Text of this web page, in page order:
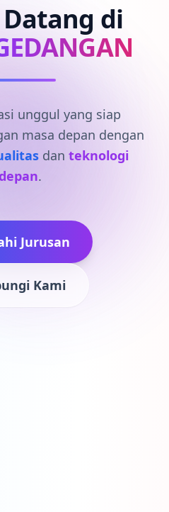
di
unggul yang siap
masa depan dengan
dan teknologi
.
Jurusan
Kami